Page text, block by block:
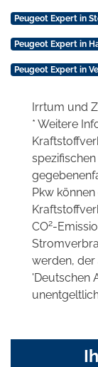
Peugeot Expert in
Peugeot Expert in
Peugeot Expert in
Irrtum und
* Weitere
spezifischen
Pkw
CO2-
werden, der
'Deutschen